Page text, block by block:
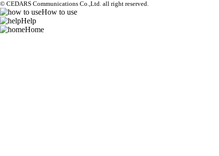
© CEDARS Communications Co.,Ltd. all right reserved.
How to use
Help
Home